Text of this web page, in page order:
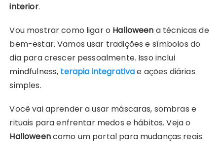
interior.
Vou mostrar como ligar o Halloween a técnicas de
bem-estar. Vamos usar tradições e símbolos do
dia para crescer pessoalmente. Isso inclui
mindfulness, terapia integrativae ações diárias
simples.
Você vai aprender a usar máscaras, sombras e
rituais para enfrentar medos e hábitos. Veja o
Halloweencomo um portal para mudanças reais.